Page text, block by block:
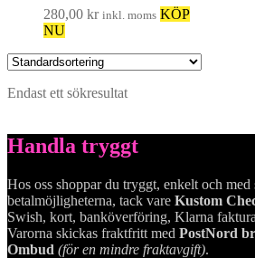
280,00 kr inkl. moms KÖP
NU
Endast ett sökresultat
Handla tryggt
Hos oss shoppar du tryggt, enkelt och
betalmöjligheterna, tack vare Kustom
Swish, kort, banköverföring, Klarna
Varorna skickas fraktfritt med PostNord
Ombud (för en mindre fraktavgift).